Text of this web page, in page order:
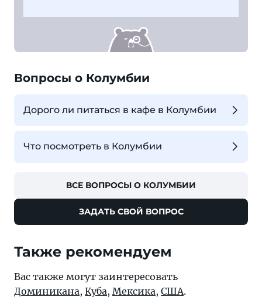
Вопросы о Колумбии
Дорого ли питаться в кафе в Колумбии
Что посмотреть в Колумбии
ВСЕ ВОПРОСЫ О КОЛУМБИИ
ЗАДАТЬ СВОЙ ВОПРОС
Также рекомендуем
Вас также могут заинтересовать
Доминикана, Куба, Мексика, США.